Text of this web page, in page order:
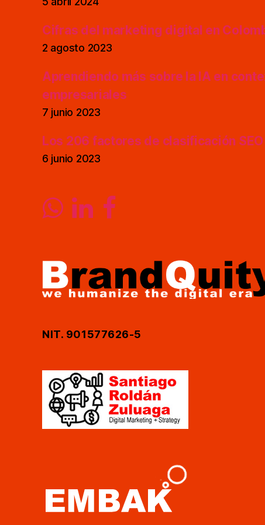
Cifras del marketing digital en
2 agosto 2023
Aprendiendo más sobre la IA en
empresariales
7 junio 2023
Los 206 factores de clasificación
6 junio 2023
NIT. 901577626-5